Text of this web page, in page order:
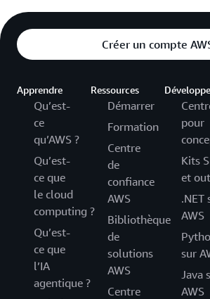
Créer un compte
Apprendre
Qu’est-
ce
qu’AWS ?
Qu’est-
ce que
le cloud
computing ?
Qu’est-
ce que
l’IA
agentique ?
Ressources
Démarrer
Formation
Centre
de
confiance
AWS
Bibliothèque
de
solutions
AWS
Centre
pour
Kits
et
.NET
AWS
sur
Java
AWS